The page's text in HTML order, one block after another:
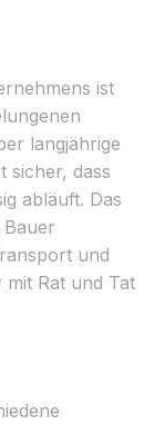
ist
langjährige
sicher, dass
abläuft. Das
und
Rat und Tat